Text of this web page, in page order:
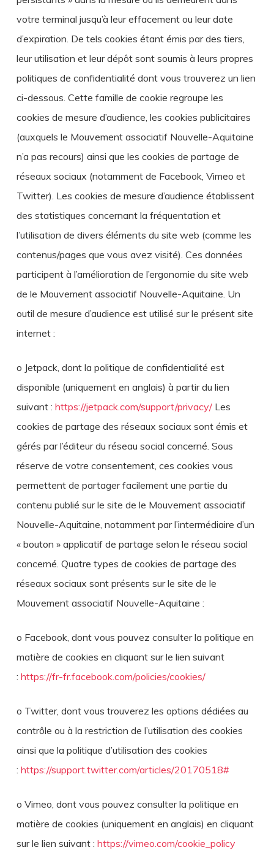
votre terminal jusqu’à leur effacement ou leur date
d’expiration. De tels cookies étant émis par des tiers,
leur utilisation et leur dépôt sont soumis à leurs propres
politiques de confidentialité dont vous trouverez un lien
ci-dessous. Cette famille de cookie regroupe les
cookies de mesure d’audience, les cookies publicitaires
(auxquels le Mouvement associatif Nouvelle-Aquitaine
n’a pas recours) ainsi que les cookies de partage de
réseaux sociaux (notamment de Facebook, Vimeo et
Twitter). Les cookies de mesure d’audience établissent
des statistiques concernant la fréquentation et
l’utilisation de divers éléments du site web (comme les
contenus/pages que vous avez visité). Ces données
participent à l’amélioration de l’ergonomie du site web
de le Mouvement associatif Nouvelle-Aquitaine. Un
outil de mesure d’audience est utilisé sur le présent site
internet :
o Jetpack, dont la politique de confidentialité est
disponible (uniquement en anglais) à partir du lien
suivant : https://jetpack.com/support/privacy/Les
cookies de partage des réseaux sociaux sont émis et
gérés par l’éditeur du réseau social concerné. Sous
réserve de votre consentement, ces cookies vous
permettent de partager facilement une partie du
contenu publié sur le site de le Mouvement associatif
Nouvelle-Aquitaine, notamment par l’intermédiaire d’un
« bouton » applicatif de partage selon le réseau social
concerné. Quatre types de cookies de partage des
réseaux sociaux sont présents sur le site de le
Mouvement associatif Nouvelle-Aquitaine :
o Facebook, dont vous pouvez consulter la politique en
matière de cookies en cliquant sur le lien suivant
: https://fr-fr.facebook.com/policies/cookies/
o Twitter, dont vous trouverez les options dédiées au
contrôle ou à la restriction de l’utilisation des cookies
ainsi que la politique d’utilisation des cookies
: https://support.twitter.com/articles/20170518#
o Vimeo, dont vous pouvez consulter la politique en
matière de cookies (uniquement en anglais) en cliquant
sur le lien suivant : https://vimeo.com/cookie_policy